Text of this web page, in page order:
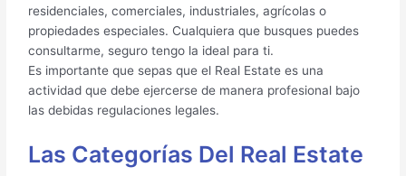
residenciales, comerciales, industriales, agrícolas o
propiedades especiales. Cualquiera que busques puedes
consultarme, seguro tengo la ideal para ti.
Es importante que sepas que el Real Estate es una
actividad que debe ejercerse de manera profesional bajo
las debidas regulaciones legales.
Las Categorías Del Real Estate